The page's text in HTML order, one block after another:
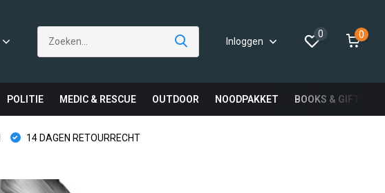
Inloggen
0 0
POLITIE MEDIC & RESCUE OUTDOOR NOODPAKKET BOOKS & GIFTS
14 DAGEN RETOURRECHT